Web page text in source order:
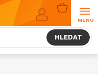
HLEDAT
NÁKUPNÍ
KOŠÍK